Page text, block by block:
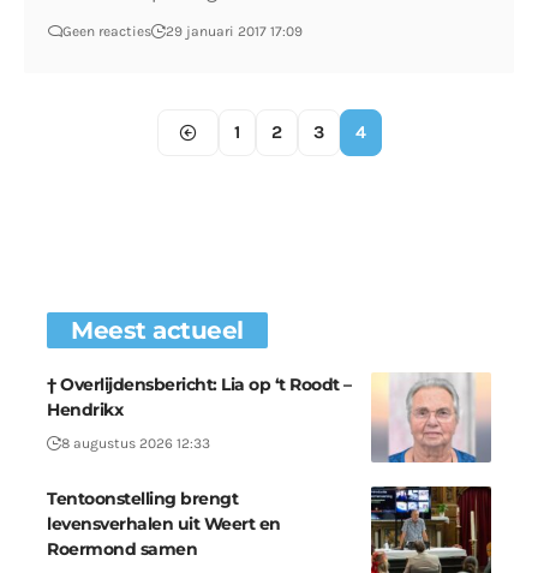
Geen reacties 29 januari 2017 17:09
1 2 3 4
Meest actueel
† Overlijdensbericht: Lia op ‘t Roodt –
Hendrikx
8 augustus 2026 12:33
Tentoonstelling brengt
levensverhalen uit Weert en
Roermond samen